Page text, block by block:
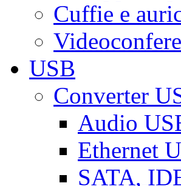
Cuffie e
USB
Converter
Audio
Ethernet
SATA,